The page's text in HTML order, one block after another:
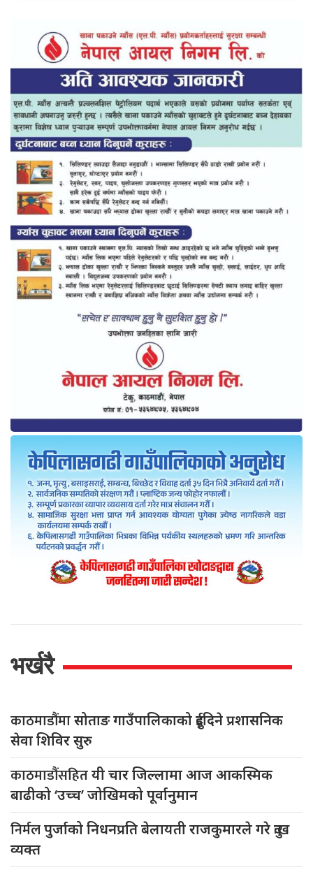
भर्खरै
काठमाडौंमासोताङ गाउँपालिकाको दुईदिने प्रशासनिक
सेवा शिविर सुरु
काठमाडौंसहितयी चार जिल्लामा आज आकस्मिक
बाढीको ‘उच्च’ जोखिमको पूर्वानुमान
निर्मलपुर्जाको निधनप्रति बेलायती राजकुमारले गरे दुःख
व्यक्त